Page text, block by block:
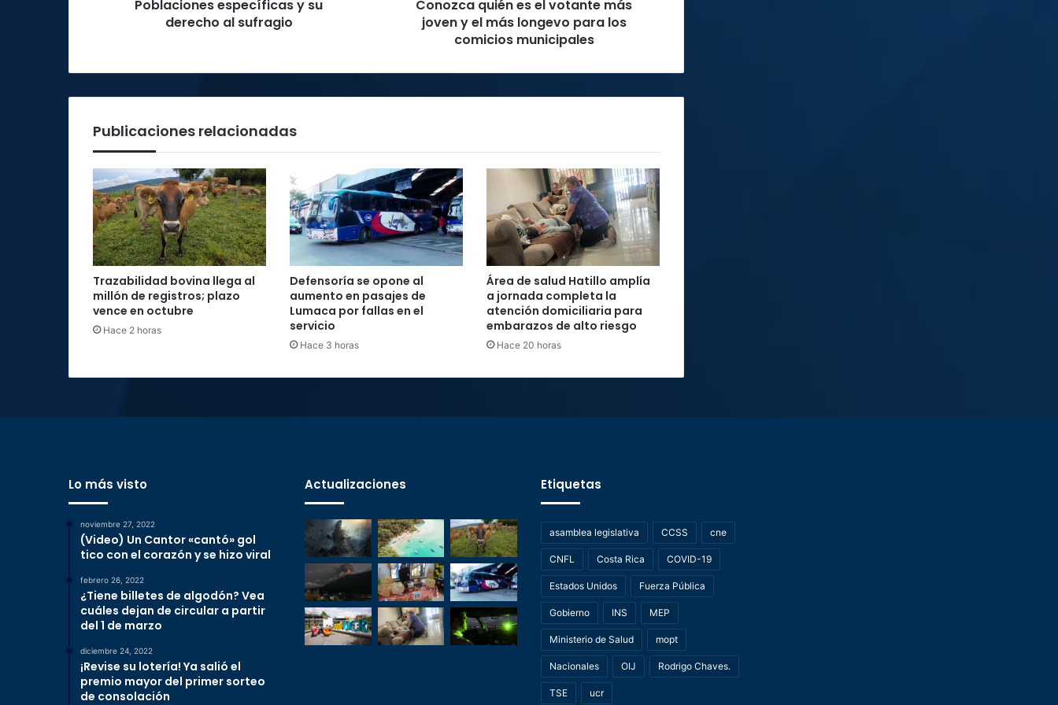
Poblaciones específicas y su
derecho al sufragio
longevo
comicios
Conozca quién es el votante más
joven y el más longevo para los
comicios municipales
Publicaciones relacionadas
Trazabilidad bovina llega al
millón de registros; plazo
vence en octubre
Hace 2 horas
Defensoría se opone al
aumento en pasajes de
Lumaca por fallas en el
servicio
Hace 3 horas
Área de salud Hatillo amplía
a jornada completa la
atención domiciliaria para
embarazos de alto riesgo
Hace 20 horas
Lo más visto
noviembre 27, 2022
(Video) Un Cantor «cantó» gol
tico con el corazón y se hizo viral
febrero 26, 2022
¿Tiene billetes de algodón? Vea
cuáles dejan de circular a partir
del 1 de marzo
diciembre 24, 2022
¡Revise su lotería! Ya salió el
premio mayor del primer sorteo
de consolación
Actualizaciones Etiquetas
asamblea legislativa CCSS cne
CNFL Costa Rica COVID-19
Estados Unidos Fuerza Pública
Gobierno INS MEP
Ministerio de Salud mopt
Nacionales OIJ Rodrigo Chaves.
TSE ucr